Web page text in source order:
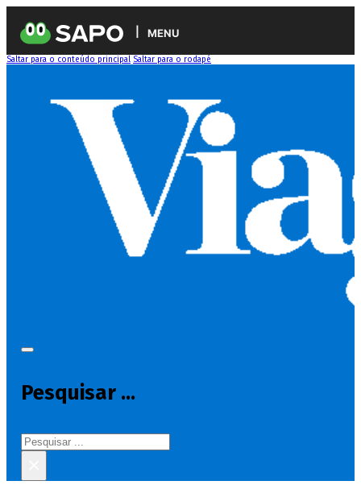
MENU
Saltar para o conteúdo principal Saltar para o rodapé
Pesquisar ...
Pesquisar